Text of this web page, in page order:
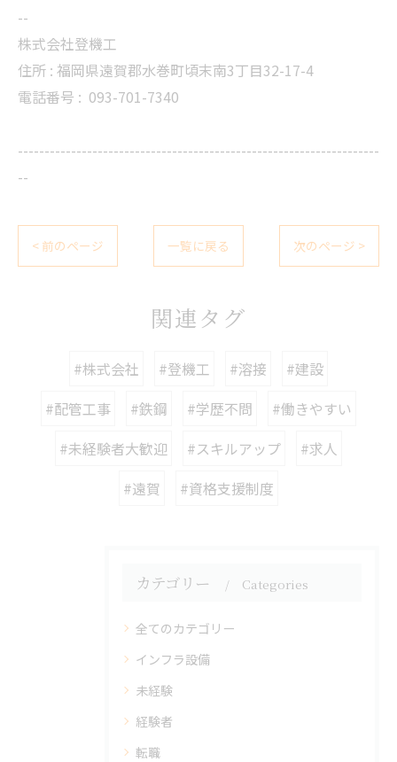
--
株式会社登機工
住所 : 福岡県遠賀郡水巻町頃末南3丁目32-17-4
電話番号 : 093-701-7340
--------------------------------------------------------------------
--
< 前のページ 一覧に戻る 次のページ >
関連タグ
#株式会社 #登機工 #溶接
#建設
#配管工事
#鉄鋼 #学歴不問
#働きやすい
#未経験者大歓迎
#スキルアップ
#求人
#遠賀
#資格支援制度
カテゴリー Categories
全てのカテゴリー
インフラ設備
未経験
経験者
転職